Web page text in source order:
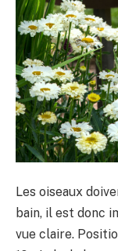
Les oiseaux
bain, il est donc
vue claire.